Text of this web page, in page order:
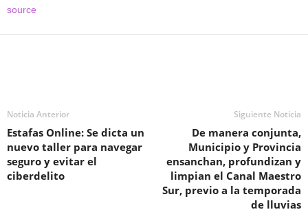
source
Noticia Anterior
Estafas Online: Se dicta un
nuevo taller para navegar
seguro y evitar el
ciberdelito
Siguiente Noticia
De manera conjunta,
Municipio y Provincia
ensanchan, profundizan y
limpian el Canal Maestro
Sur, previo a la temporada
de lluvias